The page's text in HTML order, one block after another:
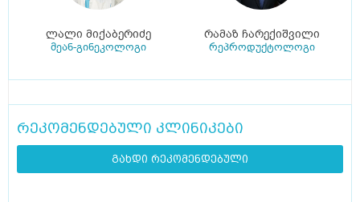
ლალი მიქაბერიძე
მეან-გინეკოლოგი
რამაზ ჩარექიშვილი
რეპროდუქტოლოგი
რეკომენდებული კლინიკები
გახდი რეკომენდებული